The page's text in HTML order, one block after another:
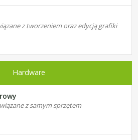
z tworzeniem oraz edycją grafiki
Hardware
z samym sprzętem